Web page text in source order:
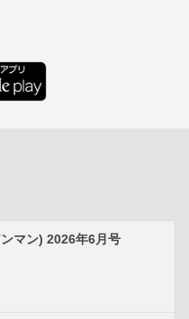
マン) 2026年6月号